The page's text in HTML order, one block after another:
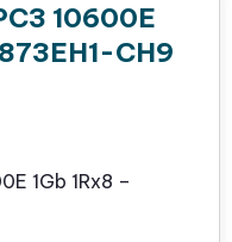
10600E
CH9
1Gb 1Rx8 –